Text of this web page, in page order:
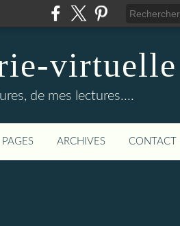
virtuelle
de mes lectures....
PAGES ARCHIVES CONTACT